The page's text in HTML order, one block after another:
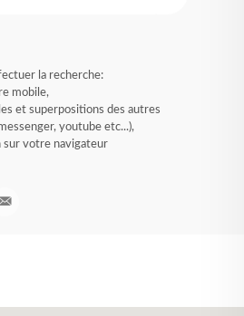
la recherche:
mobile,
et superpositions des autres
youtube etc...),
sur votre navigateur